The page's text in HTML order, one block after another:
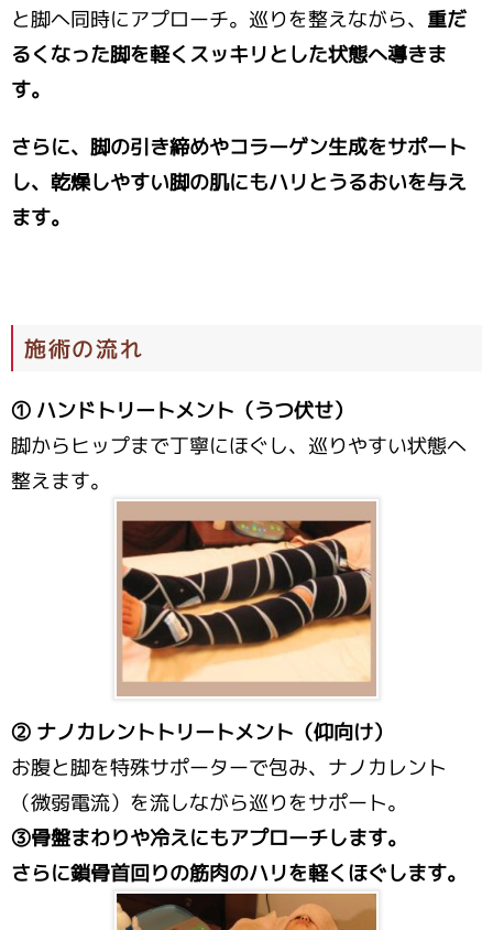
と脚へ同時にアプローチ。巡りを整えながら、 重だ
るくなった脚を軽くスッキリとした状態へ導きま
す。
さらに、脚の引き締めやコラーゲン生成をサポート
し、乾燥しやすい脚の肌にもハリとうるおいを与え
ます。
施術の流れ
① ハンドトリートメント（うつ伏せ）
脚からヒップまで丁寧にほぐし、巡りやすい状態へ
整えます。
② ナノカレントトリートメント（仰向け）
お腹と脚を特殊サポーターで包み、ナノカレント
（微弱電流）を流しながら巡りをサポート。
③骨盤まわりや冷えにもアプローチします。
さらに鎖骨首回りの筋肉のハリを軽くほぐします。